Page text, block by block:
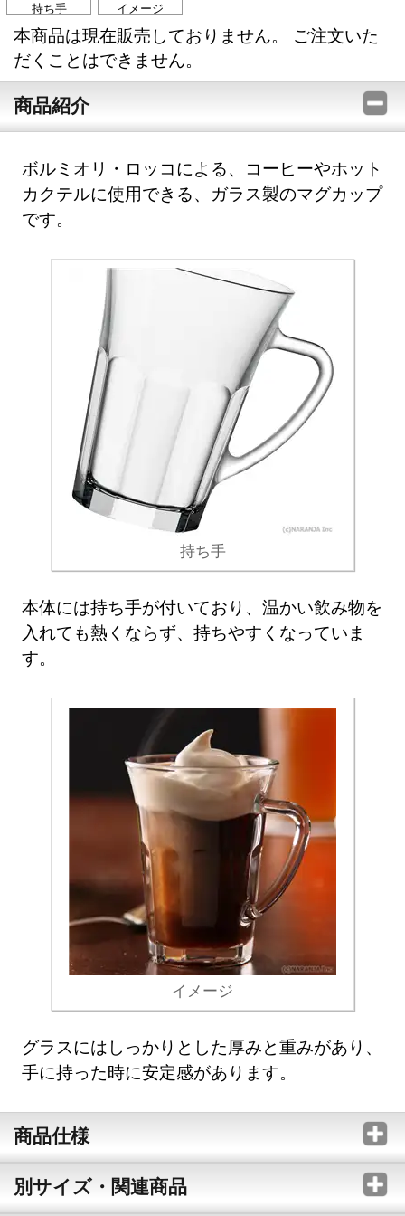
持ち手 イメージ
本商品は現在販売しておりません。 ご注文いた
だくことはできません。
商品紹介
ボルミオリ・ロッコによる、コーヒーやホット
カクテルに使用できる、ガラス製のマグカップ
です。
持ち手
本体には持ち手が付いており、温かい飲み物を
入れても熱くならず、持ちやすくなっていま
す。
イメージ
グラスにはしっかりとした厚みと重みがあり、
手に持った時に安定感があります。
商品仕様
別サイズ・関連商品